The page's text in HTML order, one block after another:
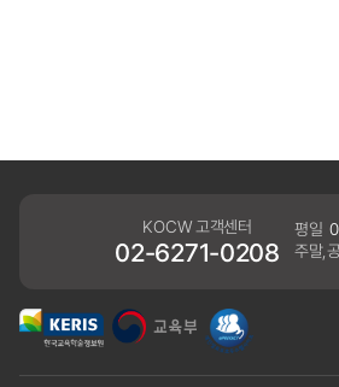
KOCW 고객센터
02-6271-0208
평일
주말,